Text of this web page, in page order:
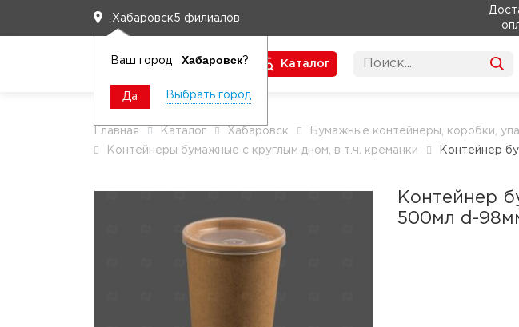
Хабаровск5 филиалов
Ваш город Хабаровск?
Да Выбрать город
Каталог
Главная Каталог Хабаровск Бумажные контейнеры, коробки,
Контейнеры бумажные с круглым дном, в т.ч. креманки
Контейнер
Контейнер
500мл d-